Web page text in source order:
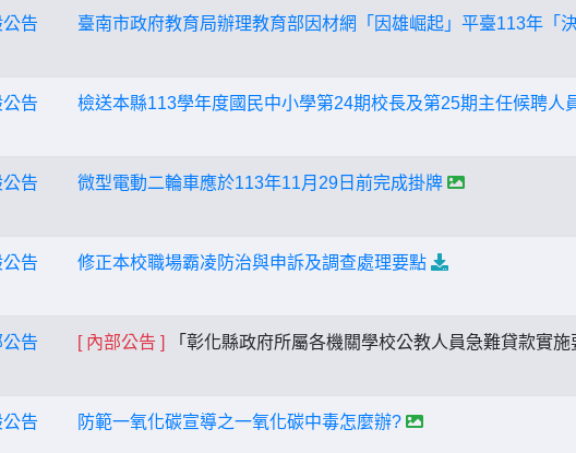
告 臺南市政府教育局辦理教育部因材網「因雄崛起」平臺113年「
告 檢送本縣113學年度國民中小學第24期校長及第25期主任候聘
告 微型電動二輪車應於113年11月29日前完成掛牌
告 修正本校職場霸凌防治與申訴及調查處理要點
告 [ 內部公告 ] 「彰化縣政府所屬各機關學校公教人員急難貸款實
告 防範一氧化碳宣導之一氧化碳中毒怎麼辦?